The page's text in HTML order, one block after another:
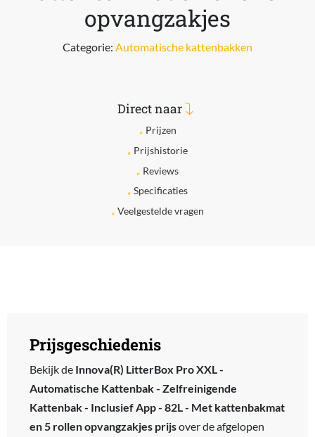
opvangzakjes
Categorie: Automatische kattenbakken
Direct naar
Prijzen
Prijshistorie
Reviews
Specificaties
Veelgestelde vragen
Prijsgeschiedenis
Bekijk de Innova(R) LitterBox Pro XXL -
Automatische Kattenbak - Zelfreinigende
Kattenbak - Inclusief App - 82L - Met kattenbakmat
en 5 rollen opvangzakjes prijsover de afgelopen